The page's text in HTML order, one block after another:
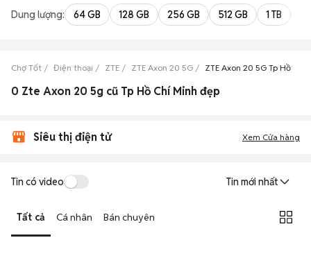
Dung lượng: 64 GB 128 GB 256 GB 512 GB 1 TB
Chợ Tốt Điện thoại ZTE ZTE Axon 20 5G ZTE Axon 20 5G Tp Hồ Chí
0 Zte Axon 20 5g cũ Tp Hồ Chí Minh đẹp
Siêu thị điện tử Xem Cửa hàng
Tin có video Tin mới nhất
Tất cả Cá nhân Bán chuyên